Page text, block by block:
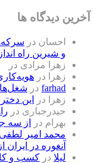
آخرین دیدگاه ها
احسان در
و شیرین راه
زهرا مرادی در
زهرا
در
farhad در
زهرا
در
این دختر ۷۰ سانتیمتری، یک کارآفرین نمونه است
حیدرجباری در
بهرام در
از سه
محمد امیر لطفی
آنغوره در
لیلا در کسب و